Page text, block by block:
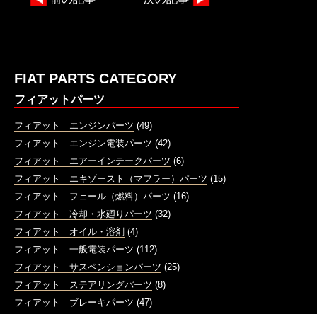
FIAT PARTS CATEGORY
フィアットパーツ
フィアット エンジンパーツ (49)
フィアット エンジン電装パーツ (42)
フィアット エアーインテークパーツ (6)
フィアット エキゾースト（マフラー）パーツ (15)
フィアット フェール（燃料）パーツ (16)
フィアット 冷却・水廻りパーツ (32)
フィアット オイル・溶剤 (4)
フィアット 一般電装パーツ (112)
フィアット サスペンションパーツ (25)
フィアット ステアリングパーツ (8)
フィアット ブレーキパーツ (47)